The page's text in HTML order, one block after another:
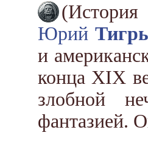
Юрий
и
конца XIX
злобной
фантазией.